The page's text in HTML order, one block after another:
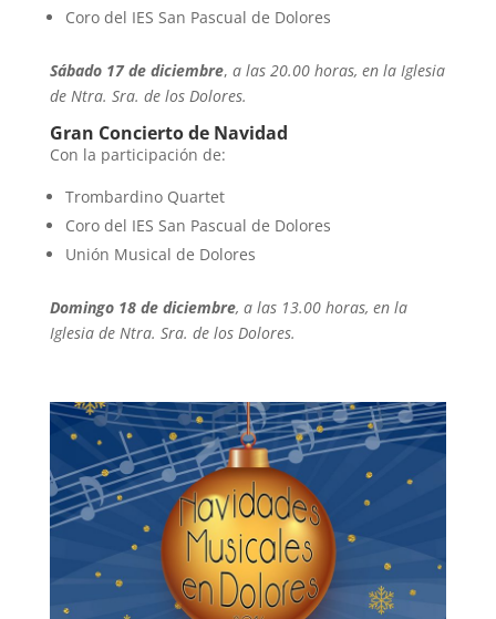
Coro del IES San Pascual de Dolores
Sábado 17 de diciembre, a las 20.00 horas, en la Iglesia
de Ntra. Sra. de los Dolores.
Gran Concierto de Navidad
Con la participación de:
Trombardino Quartet
Coro del IES San Pascual de Dolores
Unión Musical de Dolores
Domingo 18 de diciembre, a las 13.00 horas, en la
Iglesia de Ntra. Sra. de los Dolores.